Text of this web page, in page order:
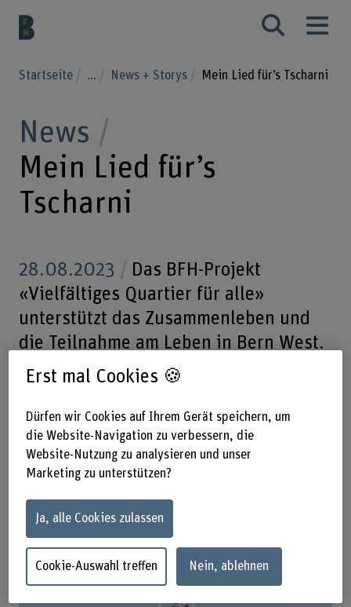
Startseite ... News + Storys Mein Lied für’s Tscharni
News
Mein Lied für’s
Tscharni
28.08.2023
Das BFH-Projekt
«Vielfältiges Quartier für alle»
unterstützt das Zusammenleben und
die Teilnahme am Leben in Bern West.
Bewohner*innen können sich aktiv am
mitgestalten.
Erst mal Cookies 🍪
Dürfen wir Cookies auf Ihrem Gerät speichern, um
die Website-Navigation zu verbessern, die
Website-Nutzung zu analysieren und unser
Marketing zu unterstützen?
Ja, alle Cookies zulassen
Cookie-Auswahl treffen Nein, ablehnen